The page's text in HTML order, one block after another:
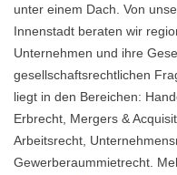
unter einem Dach. Von
Innenstadt beraten wir
Unternehmen und ihre
gesellschaftsrechtlichen
liegt in den Bereichen:
Erbrecht, Mergers &
Arbeitsrecht,
Gewerberaummietrecht.